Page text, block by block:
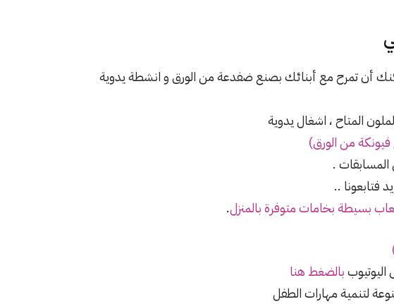
أن تمرح مع أبنائك بصنع ضفدعة من الورق و انشطة يدوية
المتاح ، اشغال يدوية
من الورق)
.
فتابعونا ..
بسيطة بخامات متوفرة بالمنزل.
اليوتيوببالضغط هنا
لتنمية مهارات الطفل